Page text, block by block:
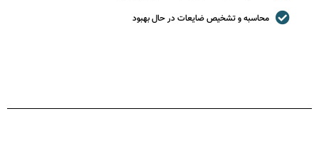
محاسبه و تشخیص ضایعات در حال بهبود